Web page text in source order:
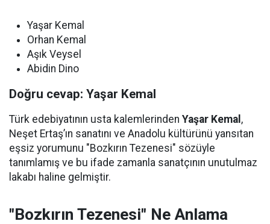
Yaşar Kemal
Orhan Kemal
Aşık Veysel
Abidin Dino
Doğru cevap: Yaşar Kemal
Türk edebiyatının usta kalemlerinden Yaşar Kemal ,
Neşet Ertaş’ın sanatını ve Anadolu kültürünü yansıtan
eşsiz yorumunu "Bozkırın Tezenesi" sözüyle
tanımlamış ve bu ifade zamanla sanatçının unutulmaz
lakabı haline gelmiştir.
"Bozkırın Tezenesi" Ne Anlama